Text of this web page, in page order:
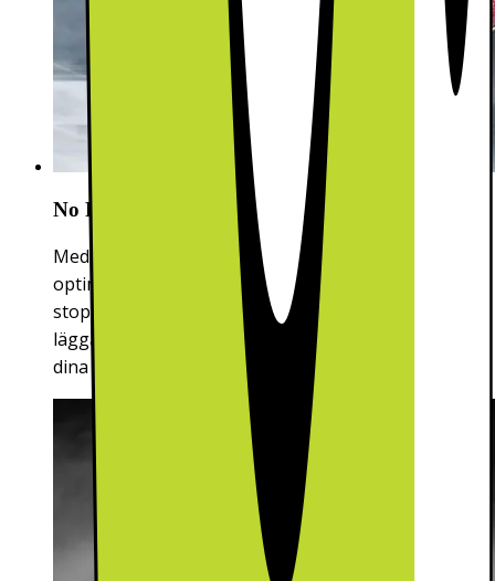
No Frost – håll din kyl och frys frostfri
Med No Frost-tekniken upprätthålls en konstant
optimal temperatur i hela kylen och frysen och
stoppar därmed ansamling av is så att du slipper
lägga tid på att avfrostning. På detta sätt skyddas
dina matvaror från frostskador.